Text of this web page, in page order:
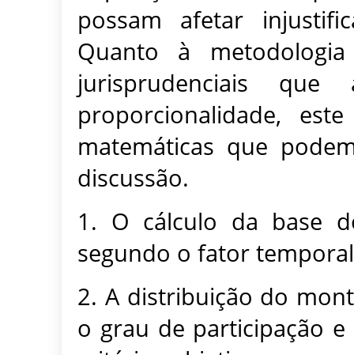
possam afetar
Quanto à
jurisprudenciais
proporcionalidade,
matemáticas que
discussão.
1. O cálculo da base
segundo o fator
2. A distribuição do
o grau de participação